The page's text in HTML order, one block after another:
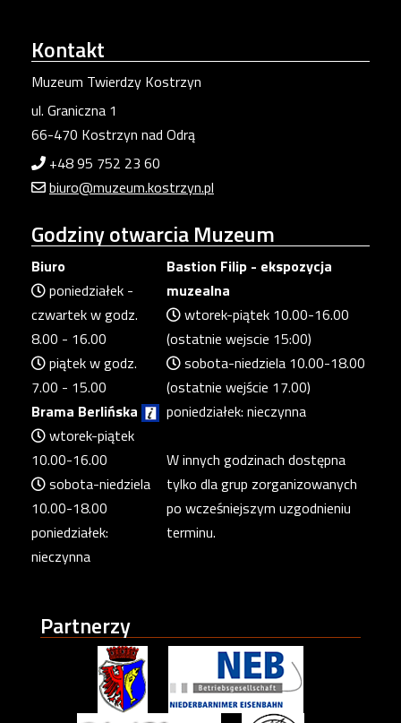
Kontakt
Muzeum Twierdzy Kostrzyn
ul. Graniczna 1
66-470 Kostrzyn nad Odrą
+48 95 752 23 60
biuro@muzeum.kostrzyn.pl
Godzinyotwarcia Muzeum
Biuro
poniedziałek -
czwartek w godz.
8.00 - 16.00
piątek w godz.
7.00 - 15.00
Brama Berlińska
wtorek-piątek
10.00-16.00
sobota-niedziela
10.00-18.00
poniedziałek:
nieczynna
Bastion Filip - ekspozycja
muzealna
wtorek-piątek 10.00-16.00
(ostatnie wejscie 15:00)
sobota-niedziela 10.00-18.00
(ostatnie wejście 17.00)
poniedziałek: nieczynna
W innych godzinach dostępna
tylko dla grup zorganizowanych
po wcześniejszym uzgodnieniu
terminu.
Partnerzy